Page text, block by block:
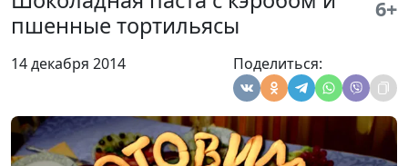
пшенные тортильясы
6+
14 декабря 2014 Поделиться:
«Воскресеновка»
«Картошка», конфеты
повар санатория
«Воскресеновка»
Пирог «Подсолнух»
Ангелина Дубровина,
повар санатория
#127